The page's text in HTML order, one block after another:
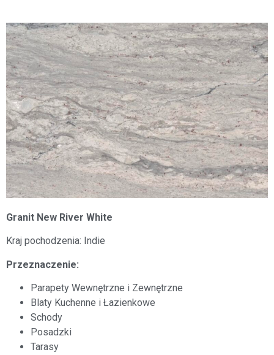
Granit New River White
Kraj pochodzenia: Indie
Przeznaczenie:
Parapety Wewnętrzne i Zewnętrzne
Blaty Kuchenne i Łazienkowe
Schody
Posadzki
Tarasy